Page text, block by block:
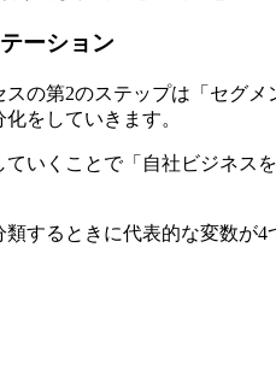
ーション
の第2のステップは「セグ
をしていきます。
いくことで「自社ビジネス
するときに代表的な変数が4